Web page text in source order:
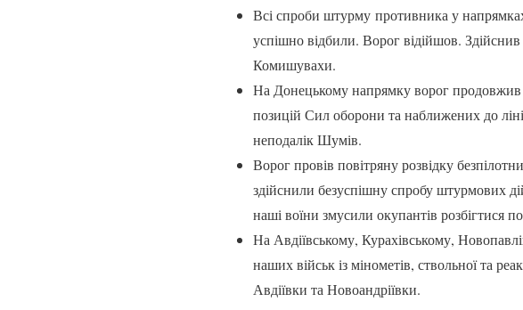
Всі спроби штурму противника у
успішно відбили. Ворог відійшов.
Комишувахи.
На Донецькому напрямку ворог продовжив
позицій Сил оборони та наближених до
неподалік Шумів.
Ворог провів повітряну розвідку
здійснили безуспішну спробу штурмових
наші воїни змусили окупантів розбігтися
На Авдіївському, Курахівському,
наших військ із мінометів, ствольної та
Авдіївки та Новоандріївки.